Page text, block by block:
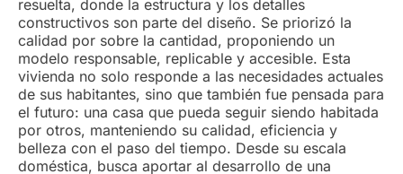
resuelta, donde la estructura y los detalles
constructivos son parte del diseño. Se priorizó la
calidad por sobre la cantidad, proponiendo un
modelo responsable, replicable y accesible. Esta
vivienda no solo responde a las necesidades actuales
de sus habitantes, sino que también fue pensada para
el futuro: una casa que pueda seguir siendo habitada
por otros, manteniendo su calidad, eficiencia y
belleza con el paso del tiempo. Desde su escala
doméstica, busca aportar al desarrollo de una